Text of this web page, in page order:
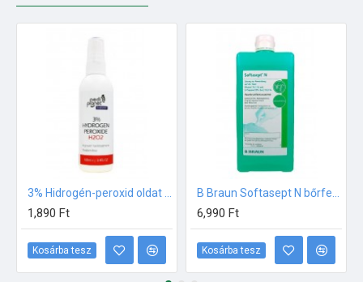
1,890 Ft
Kosárba tesz
6,990 Ft
Kosárba tesz